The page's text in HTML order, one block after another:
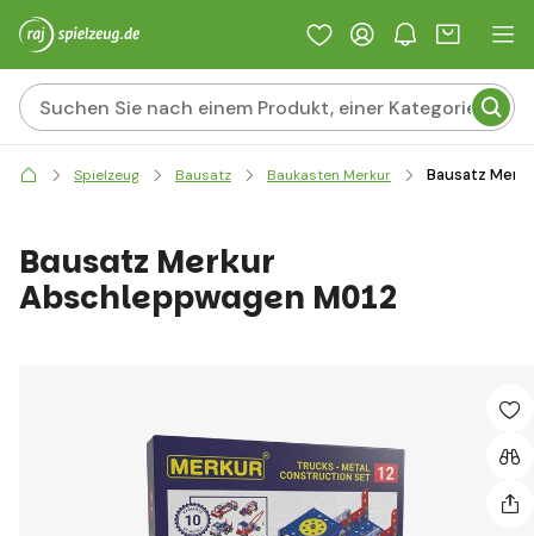
Spielzeug Bausatz Baukasten Merkur Bausatz
Bausatz Merkur
Abschleppwagen M012